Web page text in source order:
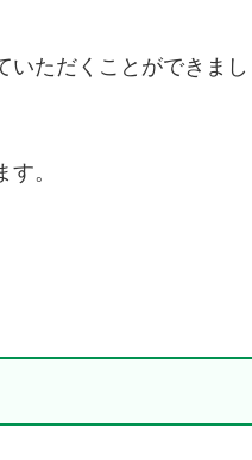
いただくことができまし
。